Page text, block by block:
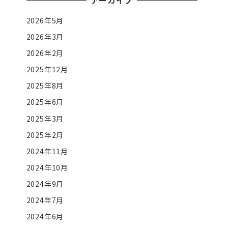
2026年5月
2026年3月
2026年2月
2025年12月
2025年8月
2025年6月
2025年3月
2025年2月
2024年11月
2024年10月
2024年9月
2024年7月
2024年6月